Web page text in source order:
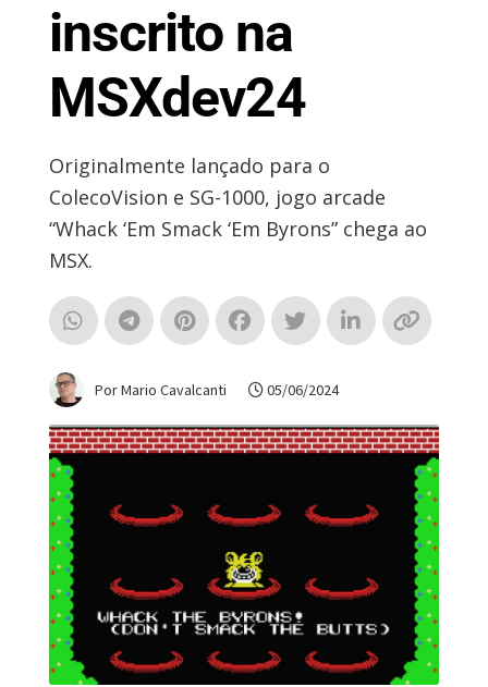
inscrito na
MSXdev24
Originalmente lançado para o
ColecoVision e SG-1000, jogo arcade
“Whack ‘Em Smack ‘Em Byrons” chega ao
MSX.
Por Mario Cavalcanti 05/06/2024